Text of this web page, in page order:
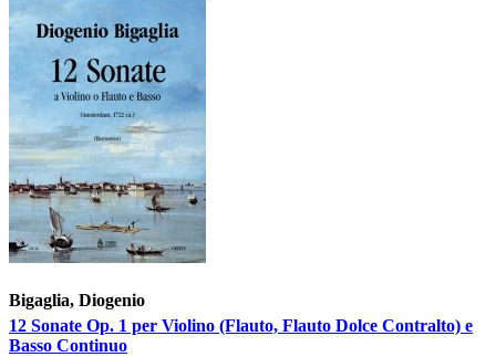
Bigaglia, Diogenio
12 Sonate Op. 1 per Violino (Flauto, Flauto Dolce Contralto) e
Basso Continuo